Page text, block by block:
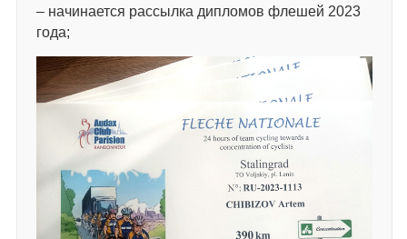
– начинается рассылка дипломов флешей 2023
года;